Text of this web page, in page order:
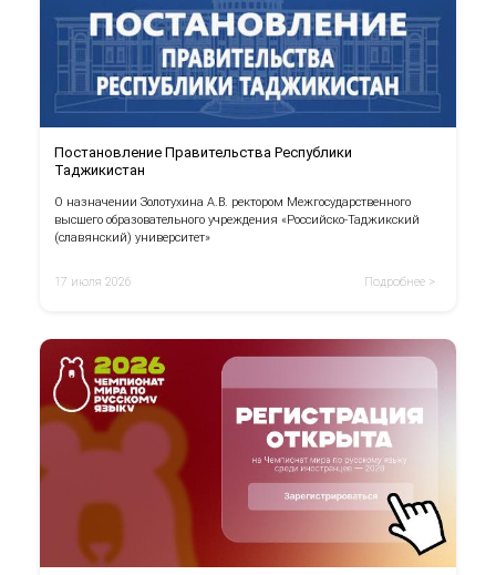
Постановление Правительства Республики
Таджикистан
О назначении Золотухина А.В. ректором Межгосударственного
высшего образовательного учреждения «Российско-Таджикский
(славянский) университет»
17 июля 2026 Подробнее >